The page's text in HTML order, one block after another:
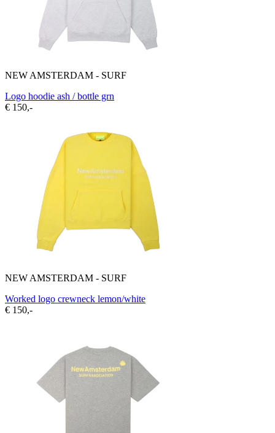
NEW AMSTERDAM - SURF
Logo hoodie ash / bottle grn
€ 150,-
NEW AMSTERDAM - SURF
Worked logo crewneck lemon/white
€ 150,-